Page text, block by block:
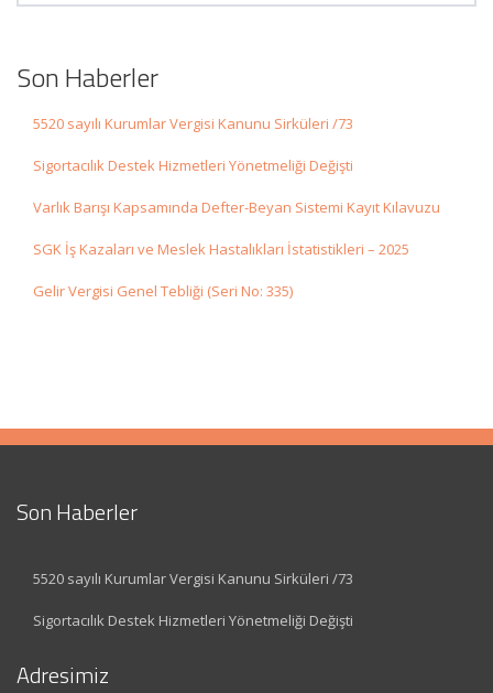
Son Haberler
5520 sayılı Kurumlar Vergisi Kanunu Sirküleri /73
Sigortacılık Destek Hizmetleri Yönetmeliği Değişti
Varlık Barışı Kapsamında Defter-Beyan Sistemi Kayıt Kılavuzu
SGK İş Kazaları ve Meslek Hastalıkları İstatistikleri – 2025
Gelir Vergisi Genel Tebliği (Seri No: 335)
Son Haberler
5520 sayılı Kurumlar Vergisi Kanunu Sirküleri /73
Sigortacılık Destek Hizmetleri Yönetmeliği Değişti
Adresimiz